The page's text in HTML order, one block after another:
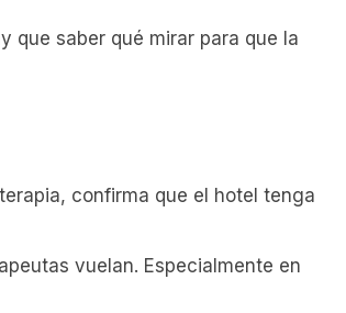
que saber qué mirar para que la
confirma que el hotel tenga
vuelan. Especialmente en